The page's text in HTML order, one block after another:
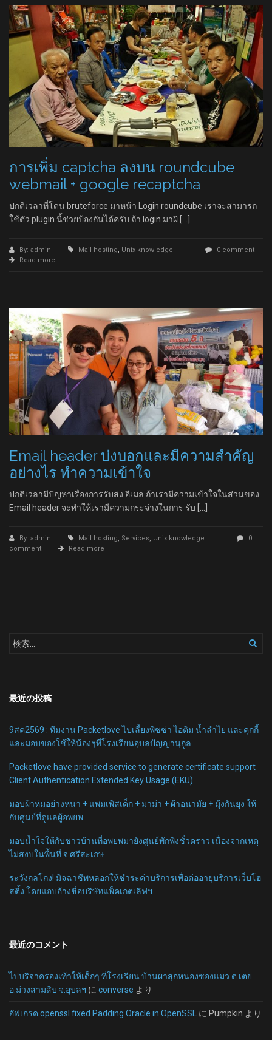
การเพิ่ม captcha ลงบน roundcube
webmail + google recaptcha
ปกติเวลาที่โดน bruteforce มาหน้า Login roundcube เราจะสามารถ
ใช้ตัว plugin นี้ช่วยป้องกันได้ครับ ถ้า login มาผิ […]
By: admin Mail hosting, Unix knowledge
0 comment
Read more
Email header บ่งบอกและมีความสำคัญ
อย่างไร ทำความเข้าใจ
ปกติเวลามีปัญหาเรื่องการรับส่ง อีเมล ถ้าเรามีความเข้าใจในส่วนของ
Email header จะทำให้เรามีความกระจ่างในการ รับ […]
By: admin Mail hosting, Services, Unix knowledge
0
comment
Read more
最近の投稿
9สค2569 : ทีมงาน Packetlove ไปเลี้ยงพิซซ่า ไอติม น้ำลำไย และคุกกี้
และมอบของใช้ให้น้องๆที่โรงเรียนอุบลปัญญานุกูล
Packetlove have provided service to generate certificate support
Client Authentication Extended Key Usage (EKU)
มอบผ้าห่มอย่างหนา + แพมเพิสเด็ก + มาม่า + ผ้าอนามัย + มุ้งกันยุง ให้
กับศูนย์ที่ดูแลผู้อพยพ
มอบน้ำใจให้กับชาวบ้านที่อพยพมายังศูนย์พักพิงชั่วคราว เนื่องจากเหตุ
ไม่สงบในพื้นที่ จ.ศรีสะเกษ
ระวังกลโกง! มิจฉาชีพหลอกให้ชำระค่าบริการเพื่อต่ออายุบริการเว็บโฮ
สติ้ง โดยแอบอ้างชื่อบริษัทแพ็คเกตเลิฟฯ
最近のコメント
ไปบริจาครองเท้าให้เด็กๆ ที่โรงเรียน บ้านผาสุกหนองซองแมว ต.เตย
อ.ม่วงสามสิบ จ.อุบลฯ に converse より
อัฟเกรด openssl fixed Padding Oracle in OpenSSL に Pumpkin より